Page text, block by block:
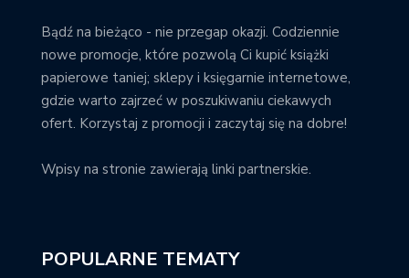
Bądź na bieżąco - nie przegap okazji. Codziennie
nowe promocje, które pozwolą Ci kupić książki
papierowe taniej; sklepy i księgarnie internetowe,
gdzie warto zajrzeć w poszukiwaniu ciekawych
ofert. Korzystaj z promocji i zaczytaj się na dobre!
Wpisy na stronie zawierają linki partnerskie.
POPULARNE TEMATY